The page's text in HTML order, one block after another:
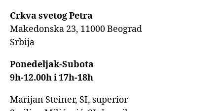
Crkva svetog Petra
Makedonska 23, 11000 Beograd
Srbija
Ponedeljak-Subota
9h-12.00h i 17h-18h
Marijan Steiner, SI, superior